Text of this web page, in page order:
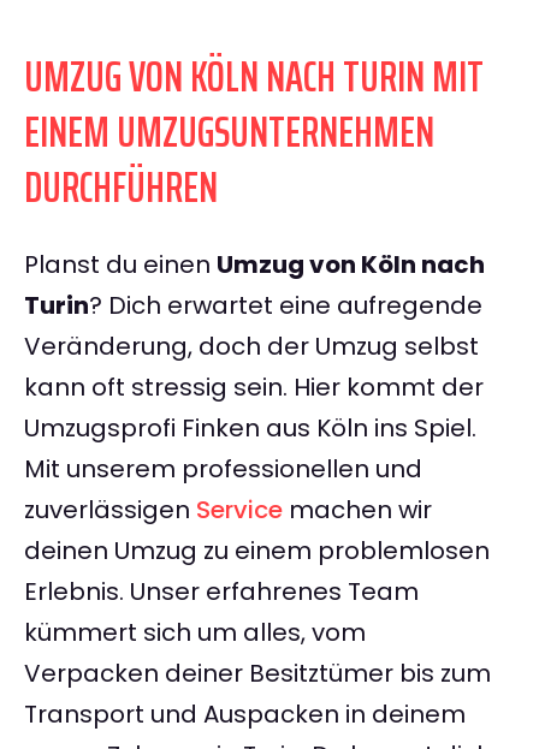
UMZUG VON KÖLN NACH TURIN MIT
EINEM UMZUGSUNTERNEHMEN
DURCHFÜHREN
Planst du einen Umzug von Köln nach
Turin? Dich erwartet eine aufregende
Veränderung, doch der Umzug selbst
kann oft stressig sein. Hier kommt der
Umzugsprofi Finken aus Köln ins Spiel.
Mit unserem professionellen und
zuverlässigen Service machen wir
deinen Umzug zu einem problemlosen
Erlebnis. Unser erfahrenes Team
kümmert sich um alles, vom
Verpacken deiner Besitztümer bis zum
Transport und Auspacken in deinem